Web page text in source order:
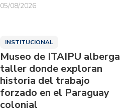
05/08/2026
INSTITUCIONAL
Museo de ITAIPU alberga
taller donde exploran
historia del trabajo
forzado en el Paraguay
colonial